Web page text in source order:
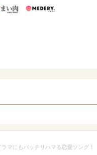
パン うまい肉
マにもバッチリハマる恋愛ソング！